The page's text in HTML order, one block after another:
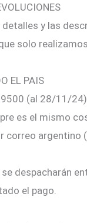
y las
solo
EL PAIS
(al 28/11/
es el mismo
correo argentino
despacharán
el pago.